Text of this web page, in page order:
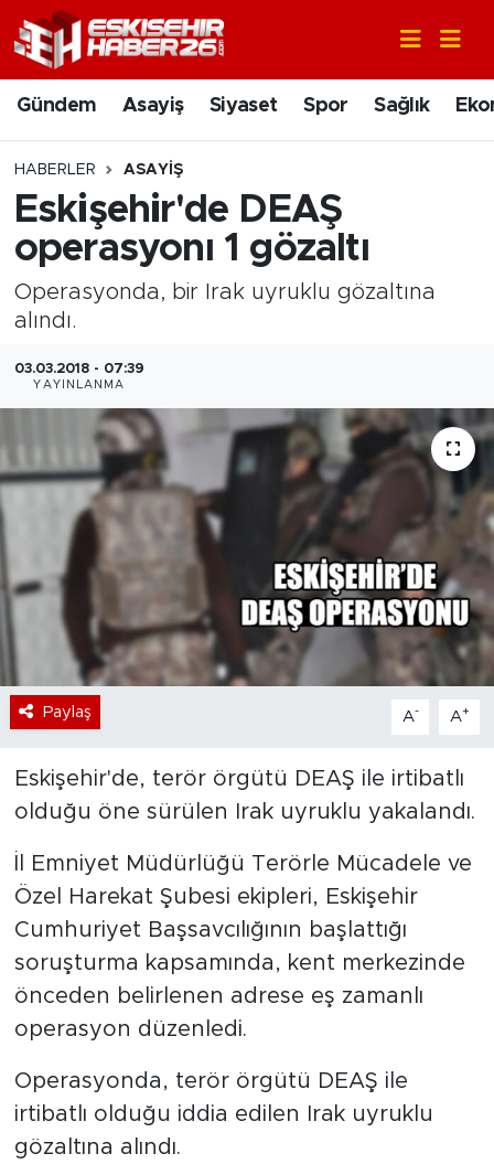
Gündem Asayiş Siyaset Spor Sağlık
HABERLER ASAYIŞ
Eskişehir'de DEAŞ
operasyonı 1 gözaltı
Operasyonda, bir Irak uyruklu gözaltına
alındı.
03.03.2018 - 07:39
YAYINLANMA
Paylaş A- A+
Eskişehir'de, terör örgütü DEAŞ ile irtibatlı
olduğu öne sürülen Irak uyruklu yakalandı.
İl Emniyet Müdürlüğü Terörle Mücadele ve
Özel Harekat Şubesi ekipleri, Eskişehir
Cumhuriyet Başsavcılığının başlattığı
soruşturma kapsamında, kent merkezinde
önceden belirlenen adrese eş zamanlı
operasyon düzenledi.
Operasyonda, terör örgütü DEAŞ ile
irtibatlı olduğu iddia edilen Irak uyruklu
gözaltına alındı.
Gündem
Asayiş
Siyaset
Spor
Sağlık
Ekonomi
Eğitim
Sanat
Bölge
Teknoloji
Magazin
Dünya
Nöbetçi Eczaneler
Hava Durumu
Trafik Durumu
Süper Lig Puan Durumu ve Fikstür
Tüm Manşetler
Son Dakika Haberleri
Haber Arşivi